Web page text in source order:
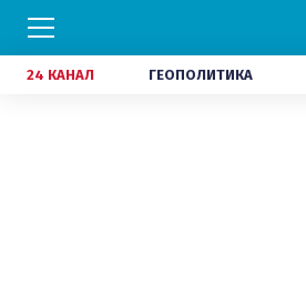
24 КАНАЛ ГЕОПОЛИТИКА